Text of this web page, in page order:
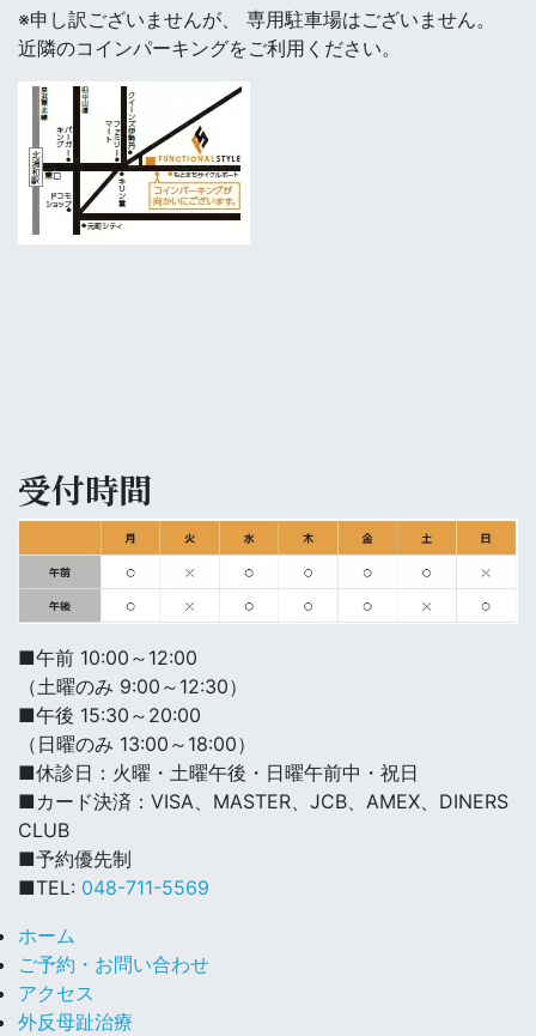
※申し訳ございませんが、 専用駐車場はございません。
近隣のコインパーキングをご利用ください。
受付時間
■午前 10:00～12:00
（土曜のみ 9:00～12:30）
■午後 15:30～20:00
（日曜のみ 13:00～18:00）
■休診日：火曜・土曜午後・日曜午前中・祝日
■カード決済：VISA、MASTER、JCB、AMEX、DINERS
CLUB
■予約優先制
■TEL: 048-711-5569
ホーム
ご予約・お問い合わせ
アクセス
外反母趾治療